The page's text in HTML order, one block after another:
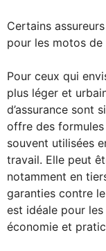
Certains
pour les motos de
Pour ceux qui
plus léger et
d’assurance sont
offre des
souvent utilisées
travail. Elle peut
notamment en
garanties contre
est idéale pour
économie et